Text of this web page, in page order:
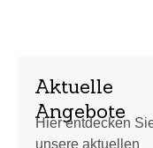
Aktuelle
Angebote
Hier entdecken
unsere aktuellen